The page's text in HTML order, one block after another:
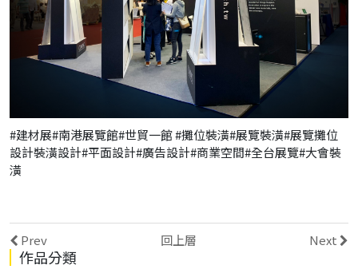
#建材展#南港展覽館#世貿一館 #攤位裝潢#展覽裝潢#展覽攤位
設計裝潢設計#平面設計#廣告設計#商業空間#全台展覽#大會裝
潢
Prev 回上層 Next
作品分類